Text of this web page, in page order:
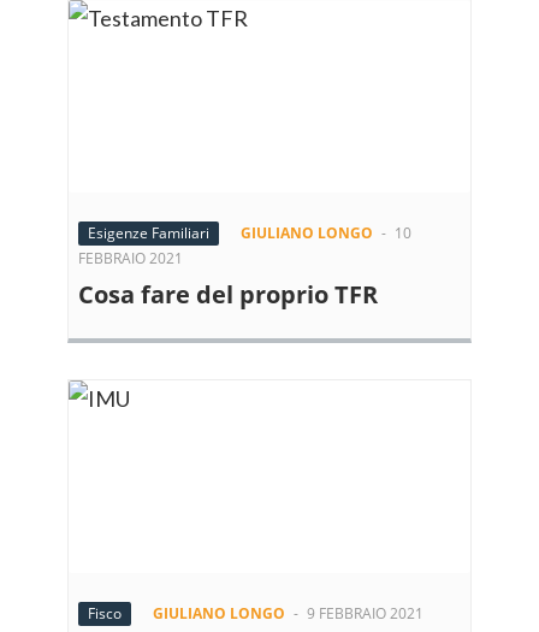
Esigenze Familiari GIULIANO LONGO - 10
FEBBRAIO 2021
Cosa fare del proprio TFR
Fisco GIULIANO LONGO - 9 FEBBRAIO 2021